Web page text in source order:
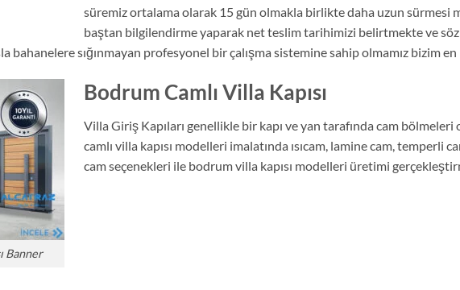
süremiz ortalama olarak 15 gün olmakla birlikte daha uzun
baştan bilgilendirme yaparak net teslim tarihimizi belirtmekte ve söz
bahanelere sığınmayan profesyonel bir çalışma sistemine sahip olmamız bizim
Banner
Bodrum Camlı Villa Kapısı
Villa Giriş Kapıları genellikle bir kapı ve yan tarafında cam
camlı villa kapısı modelleri imalatında ısıcam, lamine cam,
cam seçenekleri ile bodrum villa kapısı modelleri üretimi